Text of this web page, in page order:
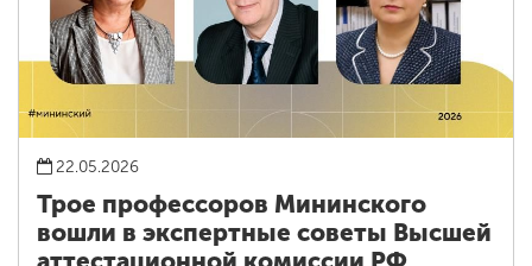
22.05.2026
Трое профессоров Мининского
вошли в экспертные советы Высшей